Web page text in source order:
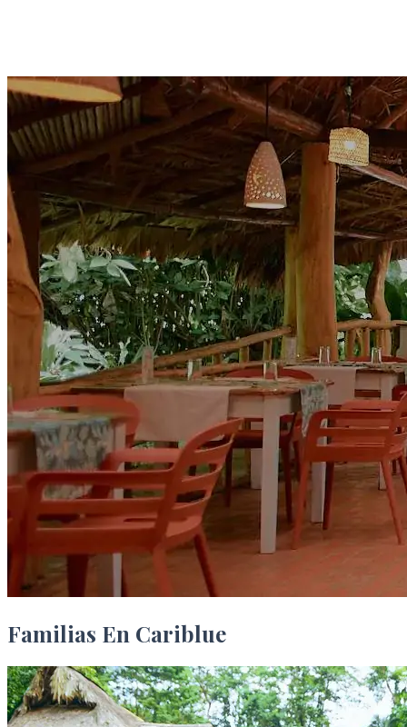
Familias En Cariblue